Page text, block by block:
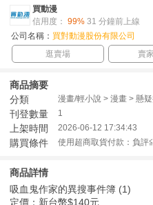
買動漫
信用度： 99% 31 分鐘前上線
公司名稱： 買對動漫股份有限公司 公
逛賣場
賣
商品摘要
分類
漫畫/輕小說 > 漫畫 > 懸
刊登數量 1
上架時間 2026-06-12 17:34:43
購買條件 使用超商取貨付款：負
商品詳情
吸血鬼作家的異搜事件簿 (1)
定價：新台幣$140元